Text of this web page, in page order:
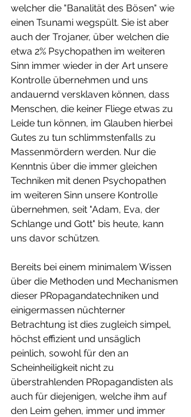
welcher die "Banalität des Bösen" wie
einen Tsunami wegspült. Sie ist aber
auch der Trojaner, über welchen die
etwa 2% Psychopathen im weiteren
Sinn immer wieder in der Art unsere
Kontrolle übernehmen und uns
andauernd versklaven können, dass
Menschen, die keiner Fliege etwas zu
Leide tun können, im Glauben hierbei
Gutes zu tun schlimmstenfalls zu
Massenmördern werden. Nur die
Kenntnis über die immer gleichen
Techniken mit denen Psychopathen
im weiteren Sinn unsere Kontrolle
übernehmen, seit "Adam, Eva, der
Schlange und Gott" bis heute, kann
uns davor schützen.
Bereits bei einem minimalem Wissen
über die Methoden und Mechanismen
dieser PRopagandatechniken und
einigermassen nüchterner
Betrachtung ist dies zugleich simpel,
höchst effizient und unsäglich
peinlich, sowohl für den an
Scheinheiligkeit nicht zu
überstrahlenden PRopagandisten als
auch für diejenigen, welche ihm auf
den Leim gehen, immer und immer